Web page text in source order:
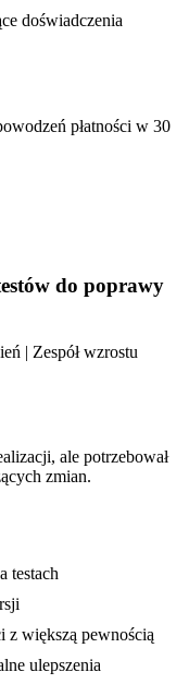
doświadczenia
płatności w 30
do poprawy
| Zespół wzrostu
ale potrzebował
zmian.
testach
z większą pewnością
ulepszenia